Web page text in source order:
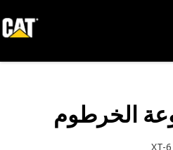
الخرطوم